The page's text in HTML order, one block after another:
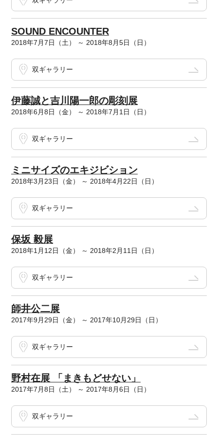
SOUND ENCOUNTER
2018年7月7日（土） ～ 2018年8月5日（日）
双ギャラリー
伊藤誠と吉川陽一郎の彫刻展
2018年6月8日（金） ～ 2018年7月1日（日）
双ギャラリー
ミニサイズのエキジビション
2018年3月23日（金） ～ 2018年4月22日（日）
双ギャラリー
保坂 毅展
2018年1月12日（金） ～ 2018年2月11日（日）
双ギャラリー
師井公二展
2017年9月29日（金） ～ 2017年10月29日（日）
双ギャラリー
野村在展 「まきもどせない」
2017年7月8日（土） ～ 2017年8月6日（日）
双ギャラリー